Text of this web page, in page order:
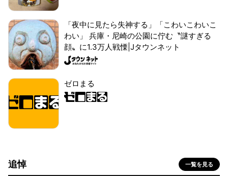
「夜中に見たら失神する」「こわいこわいこ
わい」 兵庫・尼崎の公園に佇む〝謎すぎる
顔〟に1.3万人戦慄|Jタウンネット
ゼロまる
追悼 一覧を見る